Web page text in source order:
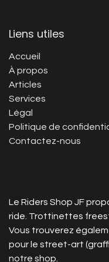
Liens utiles
Accueil
À propos
Articles
Services
Légal
Politique de
Contactez-nous
Le Riders Shop JF
ride. Trottinettes
Vous trouverez
pour le street-art
notre shop.